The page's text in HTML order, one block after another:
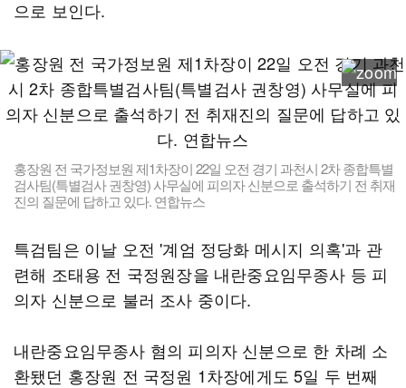
으로 보인다.
홍장원 전 국가정보원 제1차장이 22일 오전 경기 과천시 2차 종합특별
검사팀(특별검사 권창영) 사무실에 피의자 신분으로 출석하기 전 취재
진의 질문에 답하고 있다. 연합뉴스
특검팀은 이날 오전 '계엄 정당화 메시지 의혹'과 관
련해 조태용 전 국정원장을 내란중요임무종사 등 피
의자 신분으로 불러 조사 중이다.
내란중요임무종사 혐의 피의자 신분으로 한 차례 소
환됐던 홍장원 전 국정원 1차장에게도 5일 두 번째